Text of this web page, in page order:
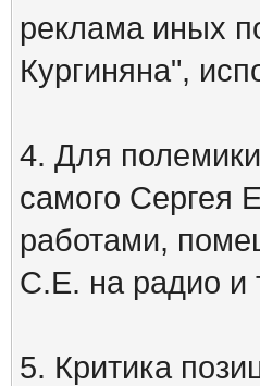
реклама иных
Кургиняна",
4. Для
самого Сергея
работами,
С.Е. на радио и
5. Критика